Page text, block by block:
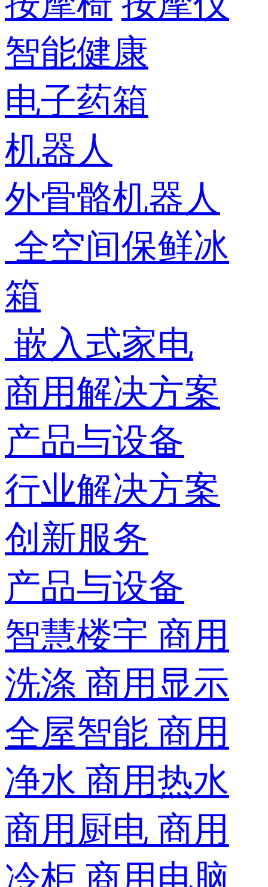
智能健康
电子药箱
机器人
外骨骼机器人
全空间保鲜冰
箱
嵌入式家电
商用解决方案
产品与设备
行业解决方案
创新服务
产品与设备
智慧楼宇 商用
洗涤 商用显示
全屋智能 商用
净水 商用热水
商用厨电 商用
冷柜 商用电脑